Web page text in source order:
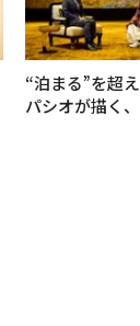
“泊まる”を超
パシオが描く